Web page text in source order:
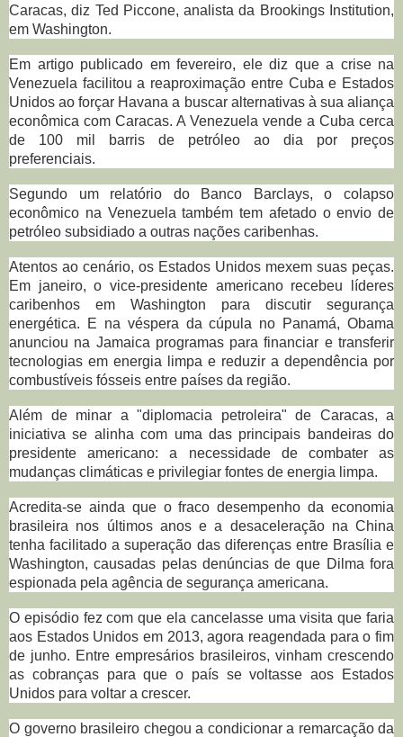
Caracas, diz Ted Piccone, analista da Brookings Institution,
em Washington.
Em artigo publicado em fevereiro, ele diz que a crise na
Venezuela facilitou a reaproximação entre Cuba e Estados
Unidos ao forçar Havana a buscar alternativas à sua aliança
econômica com Caracas. A Venezuela vende a Cuba cerca
de 100 mil barris de petróleo ao dia por preços
preferenciais.
Segundo um relatório do Banco Barclays, o colapso
econômico na Venezuela também tem afetado o envio de
petróleo subsidiado a outras nações caribenhas.
Atentos ao cenário, os Estados Unidos mexem suas peças.
Em janeiro, o vice-presidente americano recebeu líderes
caribenhos em Washington para discutir segurança
energética. E na véspera da cúpula no Panamá, Obama
anunciou na Jamaica programas para financiar e transferir
tecnologias em energia limpa e reduzir a dependência por
combustíveis fósseis entre países da região.
Além de minar a "diplomacia petroleira" de Caracas, a
iniciativa se alinha com uma das principais bandeiras do
presidente americano: a necessidade de combater as
mudanças climáticas e privilegiar fontes de energia limpa.
Acredita-se ainda que o fraco desempenho da economia
brasileira nos últimos anos e a desaceleração na China
tenha facilitado a superação das diferenças entre Brasília e
Washington, causadas pelas denúncias de que Dilma fora
espionada pela agência de segurança americana.
O episódio fez com que ela cancelasse uma visita que faria
aos Estados Unidos em 2013, agora reagendada para o fim
de junho. Entre empresários brasileiros, vinham crescendo
as cobranças para que o país se voltasse aos Estados
Unidos para voltar a crescer.
O governo brasileiro chegou a condicionar a remarcação da